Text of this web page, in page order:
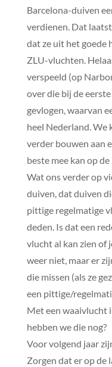
Barcelona-duiven
verdienen. Dat
dat ze uit het goede
ZLU-vluchten.
verspeeld (op
over die bij de
gevlogen, waarvan
heel Nederland. We
verder bouwen aan
beste mee kan op
Wat ons verder op
duiven, dat duiven
pittige regelmatige
deden. Is dat een
vlucht al kan zien of
weer niet, maar er
die missen (als ze
een pittige/
Met een waaivlucht
hebben we die nog?
Voor volgend jaar
Zorgen dat er op de